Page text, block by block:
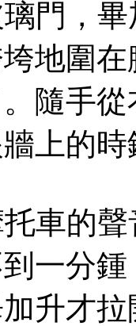
門，畢
地圍
隨手
上的
車的聲
一分
升才